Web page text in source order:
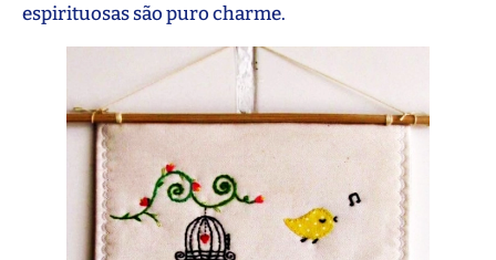
espirituosas são puro charme.